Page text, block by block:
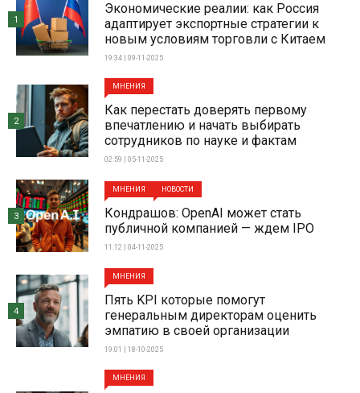
Экономические реалии: как Россия
адаптирует экспортные стратегии к
новым условиям торговли с Китаем
19:34 | 09-11-2025
1
МНЕНИЯ
Как перестать доверять первому
впечатлению и начать выбирать
сотрудников по науке и фактам
02:59 | 05-11-2025
2
МНЕНИЯ НОВОСТИ
Кондрашов: OpenAI может стать
публичной компанией — ждем IPO
11:12 | 04-11-2025
3
МНЕНИЯ
Пять KPI которые помогут
генеральным директорам оценить
эмпатию в своей организации
19:01 | 18-10-2025
4
МНЕНИЯ